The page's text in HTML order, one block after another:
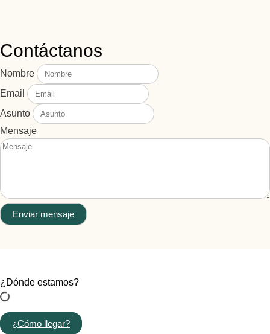
Contáctanos
Nombre
Email
Asunto
Mensaje
Enviar mensaje
¿Dónde estamos?
¿Cómo llegar?